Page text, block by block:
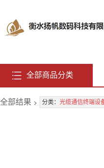
全部商品分类
全部结果 > 分类： 光缆通信终端设